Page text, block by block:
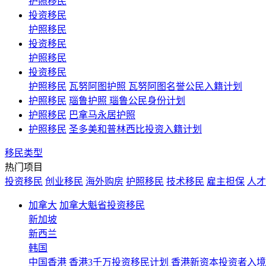
投资移民
护照移民
投资移民
护照移民
投资移民
护照移民 瓦努阿图护照 瓦努阿图名誉公民入籍计划
护照移民 瑙鲁护照 瑙鲁公民身份计划
护照移民 巴拿马永居护照
护照移民 圣多美和普林西比投资入籍计划
移民类型
热门项目
投资移民 创业移民 海外购房 护照移民 技术移民 雇主担保 人
加拿大 加拿大魁省投资移民
新加坡
新西兰
韩国
中国香港 香港3千万投资移民计划 香港新资本投资者入境